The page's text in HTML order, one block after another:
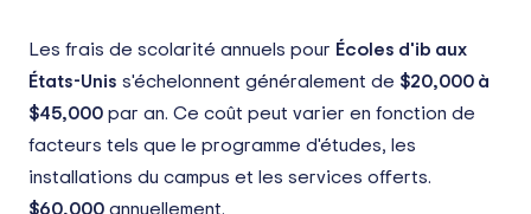
Les frais de scolarité annuels pour Écoles d'ib aux
États-Unis s'échelonnent généralement de $20,000 à
$45,000 par an. Ce coût peut varier en fonction de
facteurs tels que le programme d'études, les
installations du campus et les services offerts.
$60,000 annuellement.